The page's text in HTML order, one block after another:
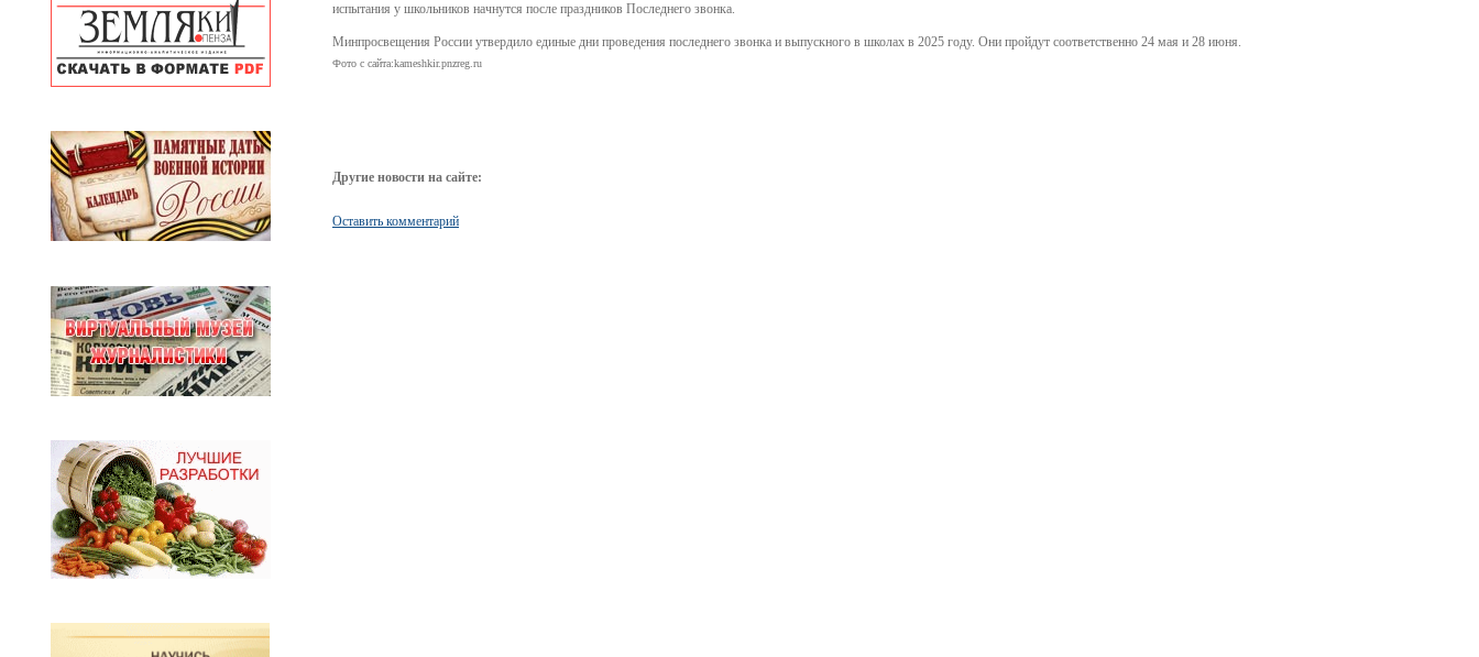
испытания у школьников начнутся после праздников Последнего звонка.
Минпросвещения России утвердило единые дни проведения последнего звонка и выпускного в школах в 2025 году. Они пройдут соответственно 24 мая и 28 июня.
Фото с сайта:kameshkir.pnzreg.ru
Другие новости на сайте:
Оставить комментарий